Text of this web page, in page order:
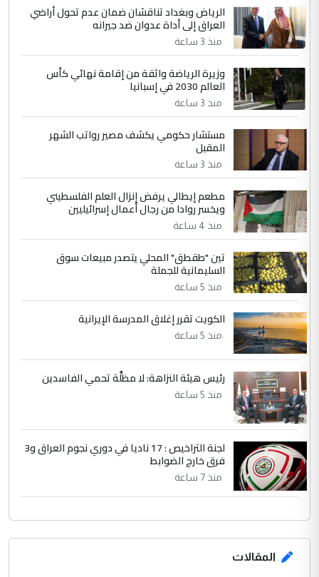
الموضوع :
الجواهري يرد على صدام حسين سل
مضجعيك يابن الزنا (نص كامل)
سردار
التعليق : واحد من عصابة علي ماما يسقط
جنسية الرافد الثالث للعراق ومن اصول عريقة
ابا فرات ...
الموضوع :
الجواهري يرد على صدام حسين سل
مضجعيك يابن الزنا (نص كامل)
5 حيدر عاشور
التعليق : تحياتي لك استاذ حامدتركان. كلام
دقيق ومسؤول؛ فالاستثمار الحقيقي للإنسان
وثروات البلد يعتمد على الكفاءة ...
الموضوع :
بين الإهمال واغتصاب الأرض.. بلاد
الرافدين تعاني الجفاف والتصحر!!
الرياض وبغداد تناقشان ضمان عدم تحول أراضي
العراق إلى أداة عدوان ضد جيرانه
منذ 3 ساعة
وزيرة الرياضة واثقة من إقامة نهائي كأس
العالم 2030 في إسبانيا
منذ 3 ساعة
مستشار حكومي يكشف مصير رواتب الشهر
المقبل
منذ 3 ساعة
مطعم إيطالي يرفض إنزال العلم الفلسطيني
ويخسر روادا من رجال أعمال إسرائيليين
منذ 4 ساعة
تين "طقطق" المحلي يتصدر مبيعات سوق
السليمانية للجملة
منذ 5 ساعة
الكويت تقرر إغلاق المدرسة الإيرانية
منذ 5 ساعة
رئيس هيئة النزاهة: لا مظلَّة تحمي الفاسدين
منذ 5 ساعة
لجنة التراخيص : 17 ناديا في دوري نجوم العراق و3
فرق خارج الضوابط
منذ 7 ساعة
المقالات